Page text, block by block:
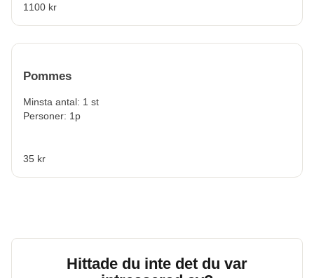
1100 kr
Pommes
Minsta antal: 1 st
Personer: 1p
35 kr
Hittade du inte det du var